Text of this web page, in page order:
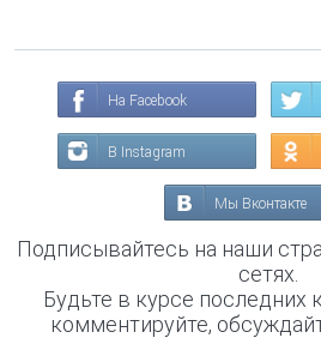
На Facebook
В Instagram
Мы Вконтакте
Подписывайтесь на наши
сетях.
Будьте в курсе последних
комментируйте,